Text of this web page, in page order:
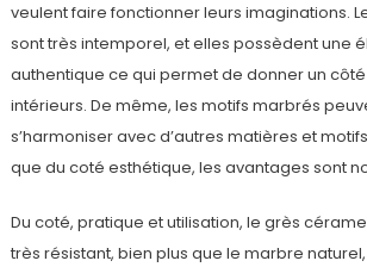
veulent faire fonctionner leurs imaginations.
sont très intemporel, et elles possèdent une
authentique ce qui permet de donner un
intérieurs. De même, les motifs marbrés
s’harmoniser avec d’autres matières et
que du coté esthétique, les avantages sont
Du coté, pratique et utilisation, le grès
très résistant, bien plus que le marbre